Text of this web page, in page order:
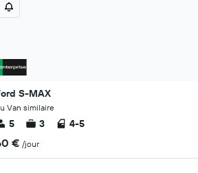
S-MAX
Van similaire
5 3 4-5
€ /jour